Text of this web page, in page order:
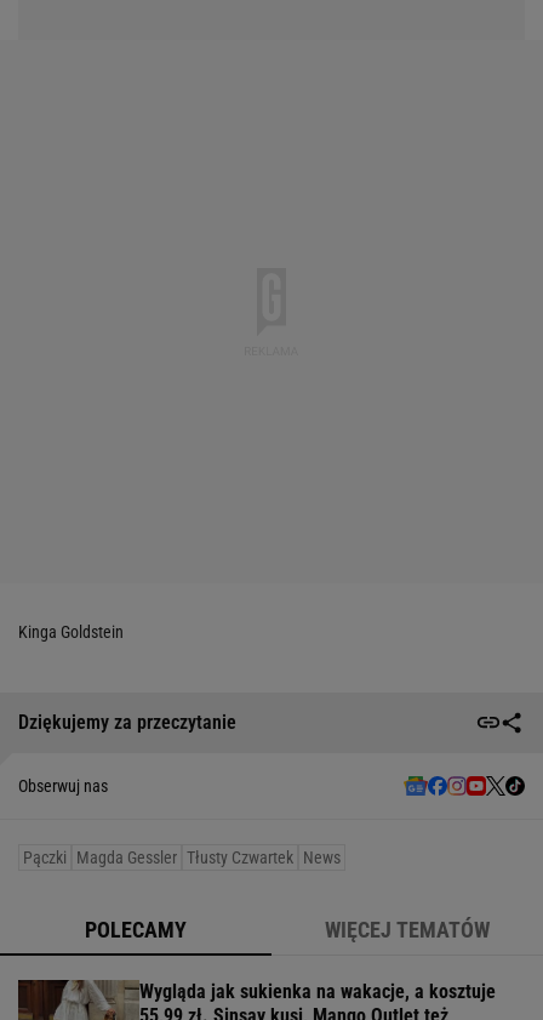
Kinga Goldstein
Dziękujemy za przeczytanie
Obserwuj nas
Pączki Magda Gessler Tłusty Czwartek News
POLECAMY WIĘCEJ TEMATÓW
Wygląda jak sukienka na wakacje, a kosztuje